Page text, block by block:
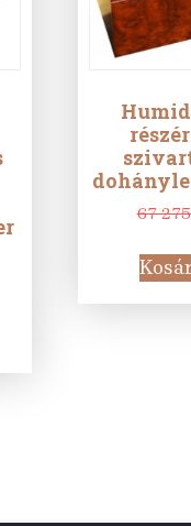
Ft.
67